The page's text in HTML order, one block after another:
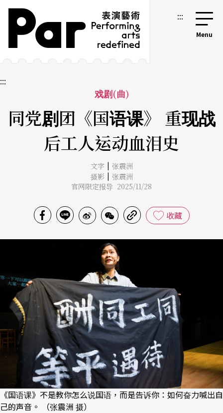
跳到主要内容区块
网站导览 :::
:::
戏剧(曲)
同党剧团《国语课》 重现战
后工人运动血泪史
文字 | 张震洲
摄影 | 张震洲
官网限定报导 2025/11/28
收藏
《国语课》不是教你怎么说国语，而是告诉你：如何奋力喊出自
己的声音。 （张震洲 摄）